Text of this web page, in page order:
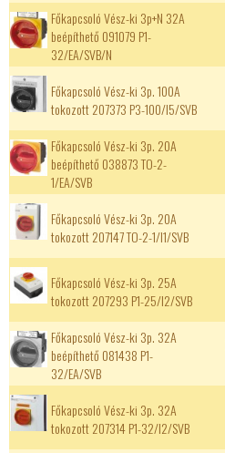
Főkapcsoló Vész-ki 3p+N 32A
beépíthető 091079 P1-
32/EA/SVB/N
Főkapcsoló Vész-ki 3p. 100A
tokozott 207373 P3-100/I5/SVB
Főkapcsoló Vész-ki 3p. 20A
beépíthető 038873 TO-2-
1/EA/SVB
Főkapcsoló Vész-ki 3p. 20A
tokozott 207147 TO-2-1/I1/SVB
Főkapcsoló Vész-ki 3p. 25A
tokozott 207293 P1-25/I2/SVB
Főkapcsoló Vész-ki 3p. 32A
beépíthető 081438 P1-
32/EA/SVB
Főkapcsoló Vész-ki 3p. 32A
tokozott 207314 P1-32/I2/SVB